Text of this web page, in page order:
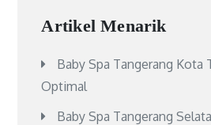
Artikel Menarik
Baby Spa Tangerang Kota
Optimal
Baby Spa Tangerang